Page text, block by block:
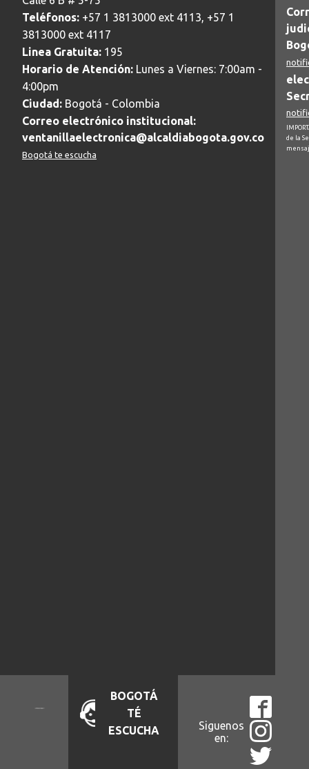
Teléfonos: +57 1 3813000 ext 4113, +57 1
3813000 ext 4117
Linea Gratuita: 195
Horario de Atención: Lunes a Viernes: 7:00am -
4:00pm
Ciudad: Bogotá - Colombia
Correo electrónico institucional:
ventanillaelectronica@alcaldiabogota.gov.co
Bogotá te escucha
de la
BOGOTÁ
TÉ
ESCUCHA
Siguenos
en: